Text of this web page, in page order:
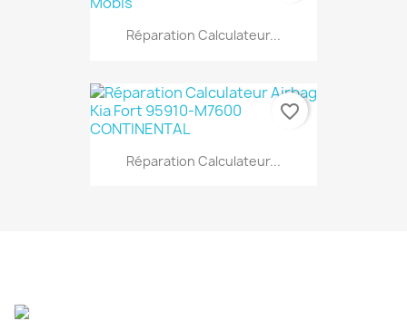
Réparation Calculateur...
Réparation Calculateur...
favorite_border